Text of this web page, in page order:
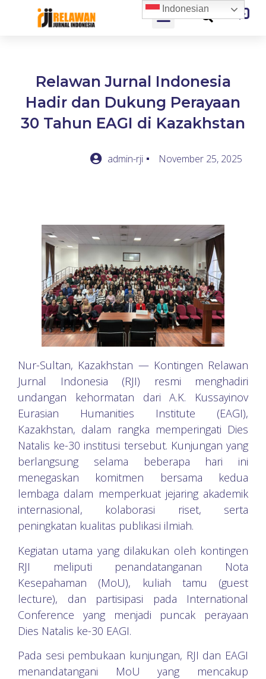
Relawan Jurnal Indonesia
Hadir dan Dukung Perayaan
30 Tahun EAGI di Kazakhstan
admin-rji November 25, 2025
Nur-Sultan, Kazakhstan — Kontingen Relawan
Jurnal Indonesia (RJI) resmi menghadiri
undangan kehormatan dari A.K. Kussayinov
Eurasian Humanities Institute (EAGI),
Kazakhstan, dalam rangka memperingati Dies
Natalis ke-30 institusi tersebut. Kunjungan yang
berlangsung selama beberapa hari ini
menegaskan komitmen bersama kedua
lembaga dalam memperkuat jejaring akademik
internasional, kolaborasi riset, serta
peningkatan kualitas publikasi ilmiah.
Kegiatan utama yang dilakukan oleh kontingen
RJI meliputi penandatanganan Nota
Kesepahaman (MoU), kuliah tamu (guest
lecture), dan partisipasi pada International
Conference yang menjadi puncak perayaan
Dies Natalis ke-30 EAGI.
Pada sesi pembukaan kunjungan, RJI dan EAGI
menandatangani MoU yang mencakup
Indonesian